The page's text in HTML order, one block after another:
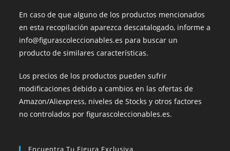
En caso de que alguno de los productos mencionados
en esta recopilación aparezca descatalogado, informe a
info@figurascoleccionables.es para buscar un
producto de similares características.
Los precios de los productos pueden sufrir
modificaciones debido a cambios en las ofertas de
Amazon/Aliexpress, niveles de Stocks y otros factores
no controlados por figurascoleccionables.es.
Encuentra Tu Figura Exclusiva